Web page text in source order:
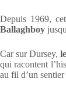
Depuis 1969,
Ballaghboy
Car sur Dursey,
qui racontent
au fil d’un